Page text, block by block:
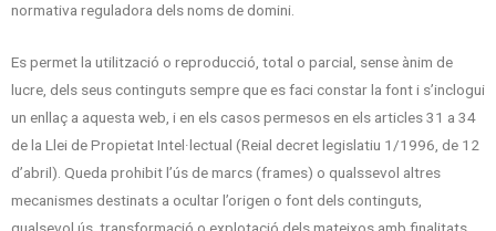
normativa reguladora dels noms de domini.
Es permet la utilització o reproducció, total o parcial, sense ànim de
lucre, dels seus continguts sempre que es faci constar la font i s’inclogui
un enllaç a aquesta web, i en els casos permesos en els articles 31 a 34
de la Llei de Propietat Intel·lectual (Reial decret legislatiu 1/1996, de 12
d’abril). Queda prohibit l’ús de marcs (frames) o qualssevol altres
mecanismes destinats a ocultar l’origen o font dels continguts,